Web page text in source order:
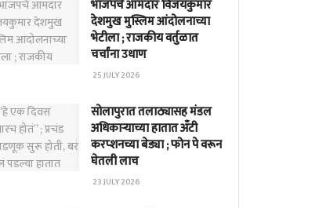
भाजपचे आमदार विजयकुमार
देशमुख मुस्लिम आंदोलनाच्या
भेटीला ; राजकीय वर्तुळात
चर्चांना उधाण
25 JULY 2026
सोलापुरात तलाठ्यासह मंडल
अधिकाऱ्याच्या हातात अँटी
करप्शनच्या बेड्या ; फोन पे वरून
घेतली लाच
23 JULY 2026